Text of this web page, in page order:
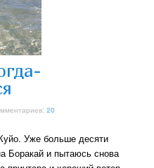
20
Уже больше десяти
Боракай и пытаюсь снова